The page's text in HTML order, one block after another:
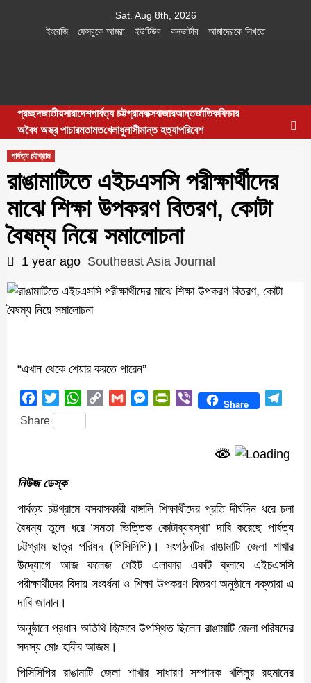
Sat. Aug 8th, 2026
ইংরেজি
ফেসবুকে আমরা ইউটিউব কনভার্টার আমাদেরকে লিখতে
Southeast
Asia Journal
প্রচ্ছদজাতীয়সারাদেশপার্বত্য চট্টগ্রামকক্সবাজারআন্তর্জাতিকফিচার
অবৈধ অস্ত্র পাচারমতামতখেলাধুলাসীমান্ত হত্যাপরিবেশ
পার্বত্য চট্টগ্রাম
রাঙামাটিতে এইচএসসি পরীক্ষার্থীদের
মাঝে শিক্ষা উপকরণ বিতরণ, কোটা
বৈষম্য নিয়ে সমালোচনা
1 year ago Southeast Asia Journal
“এখান থেকে শেয়ার করতে পারেন”
Facebook
TwitterWhatsApp
Copy
Gmail MessengerPrintFriendly
Viber Share
Share
নিউজ ডেস্ক
পার্বত্য চট্টগ্রামে বসবাসকারী বাঙ্গালি শিক্ষার্থীদের প্রতি দীর্ঘদিন ধরে চলা
বৈষম্য তুলে ধরে ‘সমতা ভিত্তিক কোটাব্যবস্থা’ দাবি করেছে পার্বত্য
চট্টগ্রাম ছাত্র পরিষদ (পিসিসিপি)। সংগঠনটির রাঙামাটি জেলা শাখার
উদ্যোগে আজ কলেজ গেইট এলাকার একটি ক্লাবে এইচএসসি
পরীক্ষার্থীদের বিদায় সংবর্ধনা ও শিক্ষা উপকরণ বিতরণ অনুষ্ঠানে বক্তারা এ
দাবি জানান।
অনুষ্ঠানে প্রধান অতিথি হিসেবে উপস্থিত ছিলেন রাঙামাটি জেলা পরিষদের
সদস্য মোঃ হাবীব আজম।
পিসিসিপির রাঙামাটি জেলা শাখার সাধারণ সম্পাদক খলিলুর রহমানের